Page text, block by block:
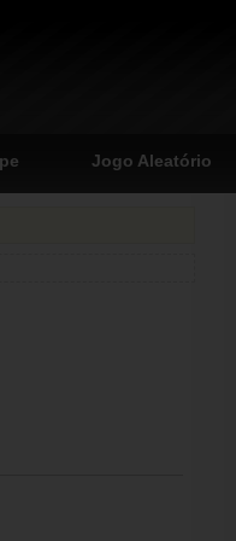
Jogo Aleatório